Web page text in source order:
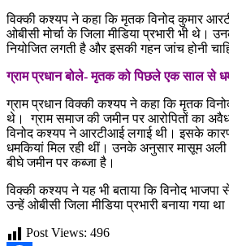
विक्की कश्यप ने कहा कि मृतक विनोद कुमार
ओबीसी मोर्चा के जिला मीडिया प्रभारी भी थे।
नियोजित लगती है और इसकी गहन जांच होनी
ग्राम प्रधान बोले- मृतक को पिछले एक साल से
ग्राम प्रधान विक्की कश्यप ने कहा कि मृतक
थे। ग्राम समाज की जमीन पर आरोपितों का
विनोद कश्यप ने आरटीआई लगाई थी। इसके
धमकियां मिल रही थीं। उनके अनुसार मासूम अली
बीघे जमीन पर कब्जा है।
विक्की कश्यप ने यह भी बताया कि विनोद
उन्हें ओबीसी जिला मीडिया प्रभारी बनाया गया
Post Views: 496